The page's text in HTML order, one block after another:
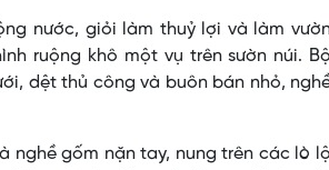
nước, giỏi làm thuỷ lợi và làm
ruộng khô một vụ trên sườn núi. Bộ
dệt thủ công và buôn bán nhỏ,
nghề gốm nặn tay, nung trên các lò lộ